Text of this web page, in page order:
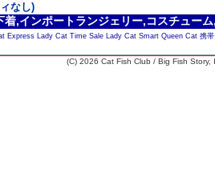
なし)
着,インポートランジェリー,コスチュー
Express Lady Cat Time Sale Lady Cat Smart Queen Cat 携
(C) 2026 Cat Fish Club / Big Fish Story,